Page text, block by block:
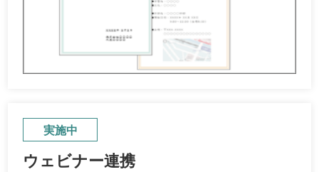
実施中
ウェビナー連携